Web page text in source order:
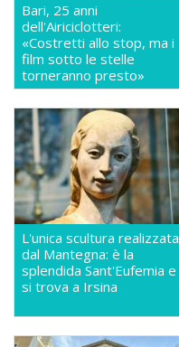
Bari, 25 anni
dell'Airiciclotteri:
«Costretti allo stop, ma i
film sotto le stelle
torneranno presto»
L'unica scultura realizzata
dal Mantegna: è la
splendida Sant'Eufemia e
si trova a Irsina